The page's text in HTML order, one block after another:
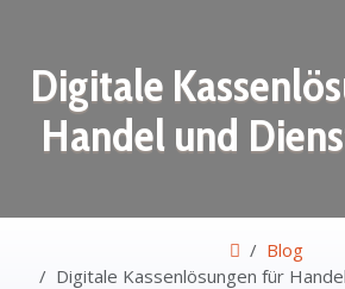
Digitale
Handel und
Blog
Digitale Kassenlösungen für